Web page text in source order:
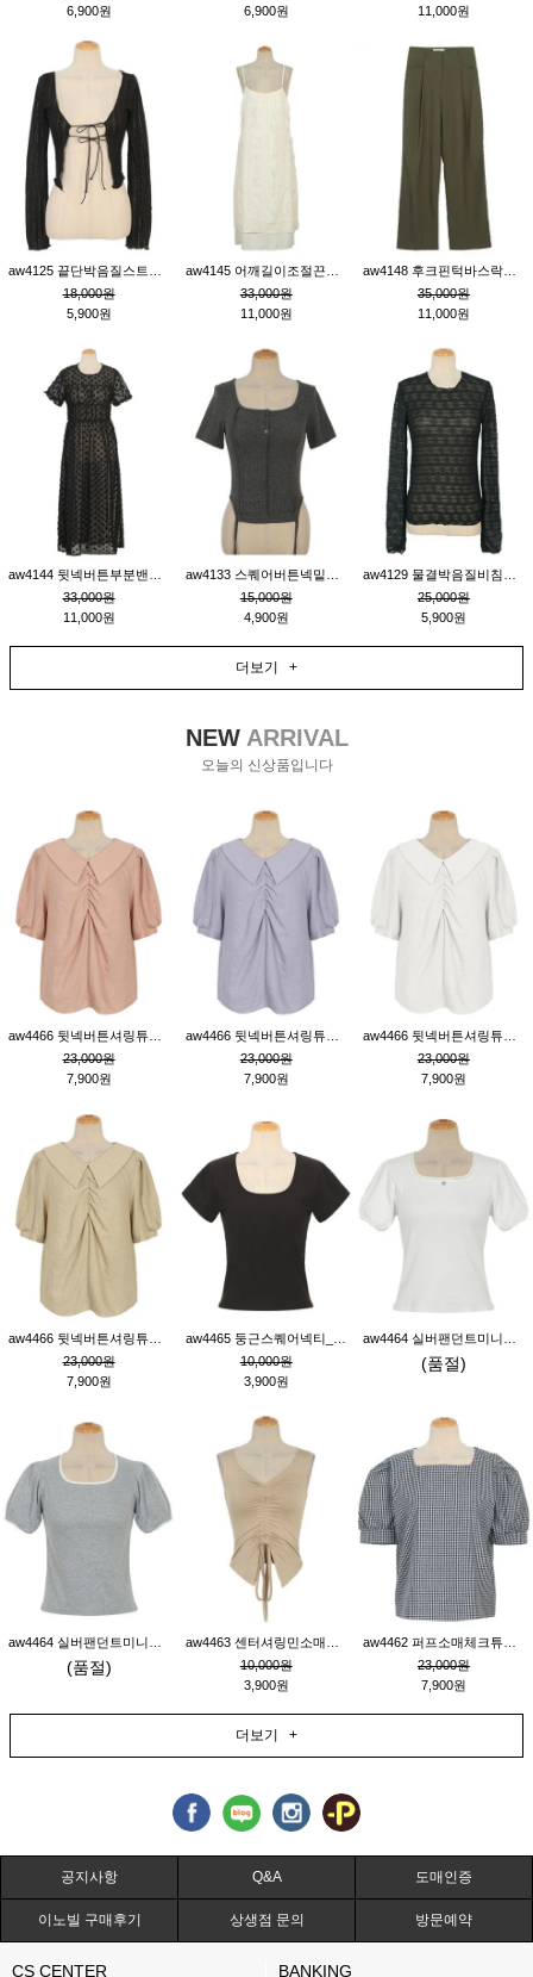
6,900원
6,900원
11,000원
18,000원
5,900원
33,000원
11,000원
35,000원
11,000원
33,000원
11,000원
15,000원
4,900원
25,000원
5,900원
더보기 +
NEWARRIVAL
오늘의 신상품입니다
23,000원
7,900원
23,000원
7,900원
23,000원
7,900원
23,000원
7,900원
10,000원
3,900원
(품절)
(품절)
10,000원
3,900원
23,000원
7,900원
더보기 +
공지사항 Q&A 도매인증
이노빌 구매후기 상생점 문의 방문예약
CS CENTER BANKING